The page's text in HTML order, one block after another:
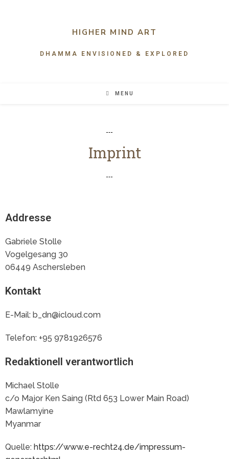
HIGHER MIND ART
DHAMMA ENVISIONED & EXPLORED
MENU
Imprint
Addresse
Gabriele Stolle
Vogelgesang 30
06449 Aschersleben
Kontakt
E-Mail: b_dn@icloud.com
Telefon: +95 9781926576
Redaktionell verantwortlich
Michael Stolle
c/o Major Ken Saing (Rtd 653 Lower Main Road)
Mawlamyine
Myanmar
Quelle: https://www.e-recht24.de/impressum-